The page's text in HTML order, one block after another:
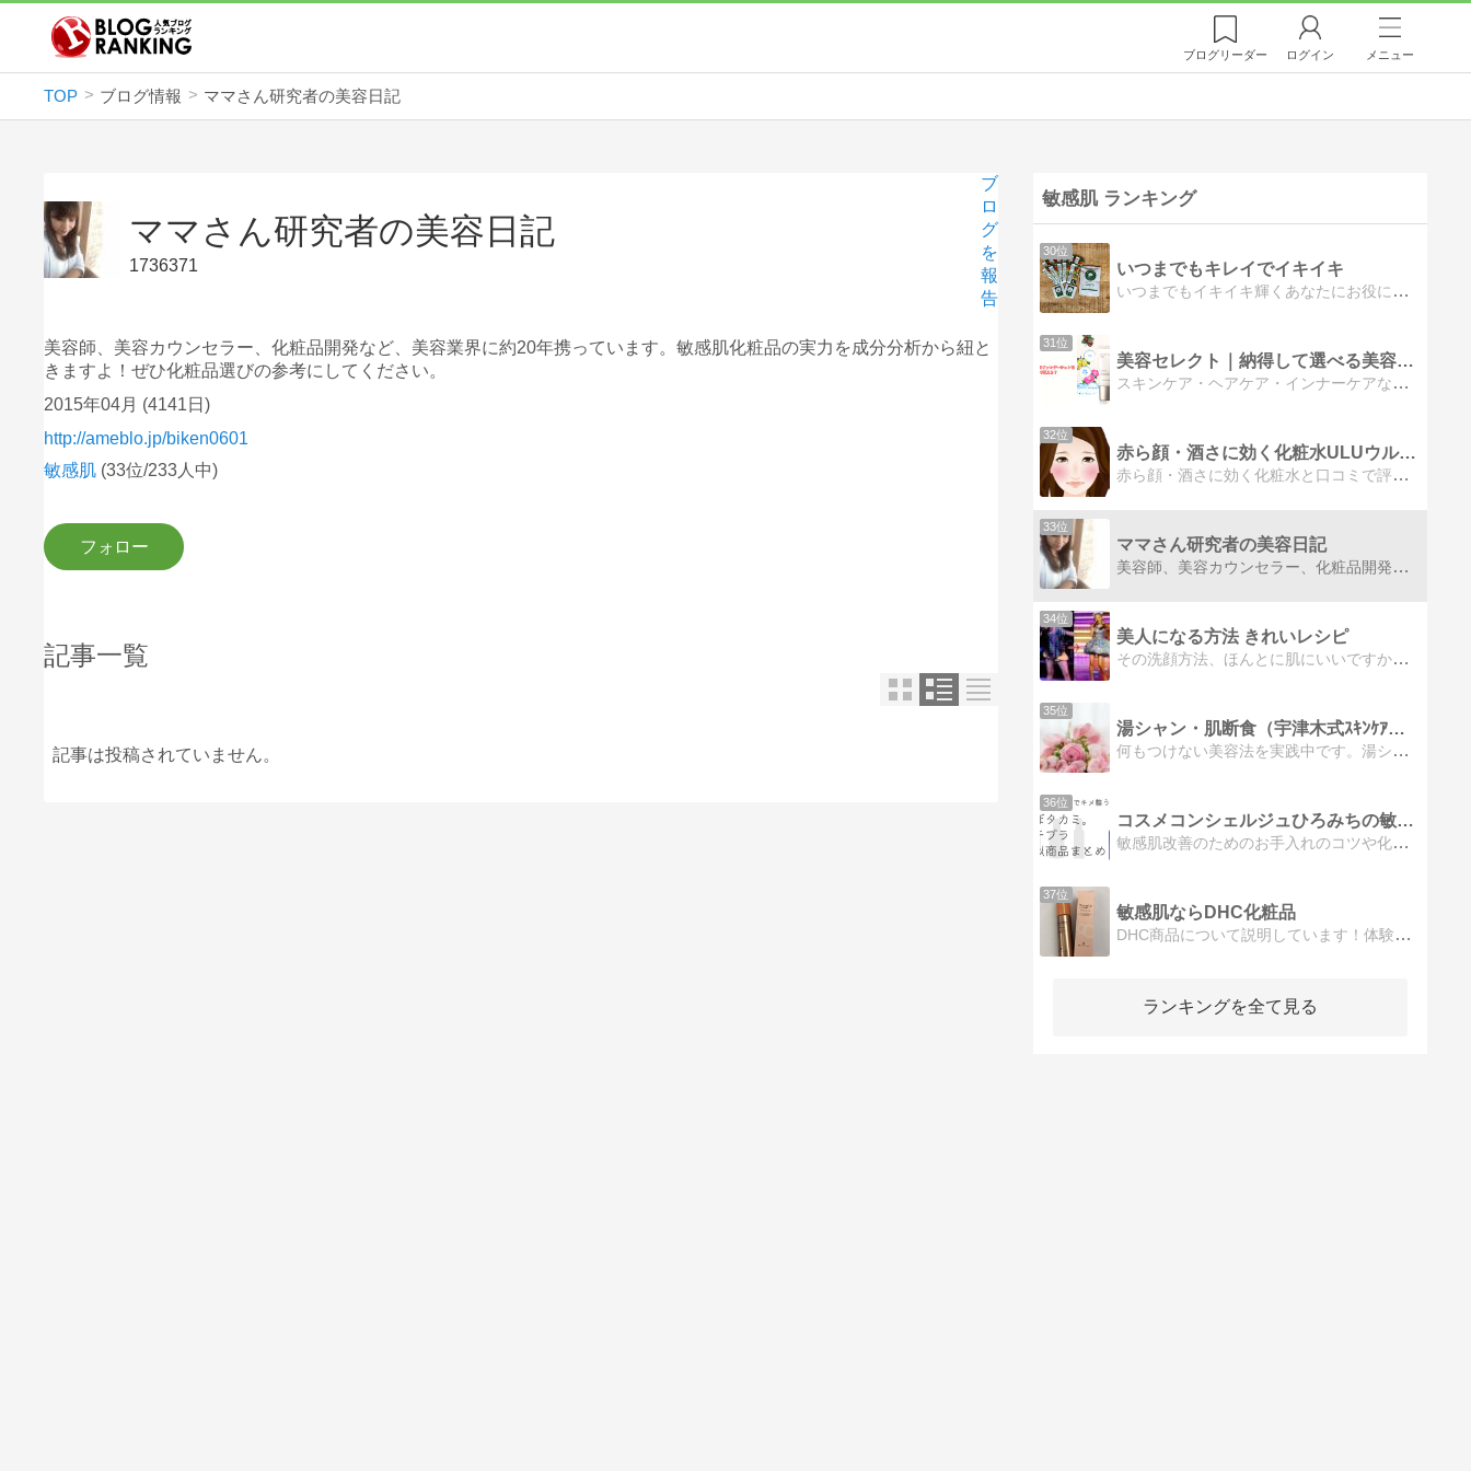
ブログリーダー ログイン メニュー
TOP ブログ情報 ママさん研究者の美容日記
ママさん研究者の美容日記
1736371
ブ
ロ
グ
を
報
告
美容師、美容カウンセラー、化粧品開発など、美容業界に約20年携っています。敏感肌化粧品の実力を成分分析から紐と
きますよ！ぜひ化粧品選びの参考にしてください。
2015年04月 (4141日)
http://ameblo.jp/biken0601
敏感肌 (33位/233人中)
記事一覧
記事は投稿されていません。
敏感肌 ランキング
30位
いつまでもキレイでイキイキ
いつまでもイキイキ輝くあなたにお役に立てる情報を♪
31位
美容セレクト｜納得して選べる美容アイテムをご紹介します。
スキンケア・ヘアケア・インナーケアなどの美容アイテムについて、話題性や口コミだけに流されず、成分や特徴、使用シーンなどをもとに、できるだけ納得して選べるような視点を大切に紹介しています。
32位
赤ら顔・酒さに効く化粧水ULUウルウの販売店・口コミ・評判…
赤ら顔・酒さに効く化粧水と口コミで評判のＵＬＵウルウの販売店情報！最安値は楽天？Amazon？マツキヨ？ドラッグストア？ 実際に使用した方の口コミもチェック！…
33位
ママさん研究者の美容日記
美容師、美容カウンセラー、化粧品開発など、美容業界に約20年携っています。敏感肌化粧品の実力を成分分析から紐ときますよ！ぜひ化粧品選びの参考にしてください。
34位
美人になる方法 きれいレシピ
その洗顔方法、ほんとに肌にいいですか？効率よく身体を引き締められていますか？不安ですよね。そんなあなたの美意識のお手伝いがしたくてブログをかいています。
35位
湯シャン・肌断食（宇津木式ｽｷﾝｹｱ）を頑張るブログ
何もつけない美容法を実践中です。湯シャンと、肌断食（宇津木式スキンケア）で、美肌・美髪を目指して頑張っています。
36位
コスメコンシェルジュひろみちの敏感肌スキンケア塾
敏感肌改善のためのお手入れのコツや化粧品の見極め方を知ろう！
37位
敏感肌ならDHC化粧品
DHC商品について説明しています！体験してみて気に入った所・微妙だった所を書いていきます。いまはディズニーコラボ商品が気になっています(^^)
ランキングを全て見る